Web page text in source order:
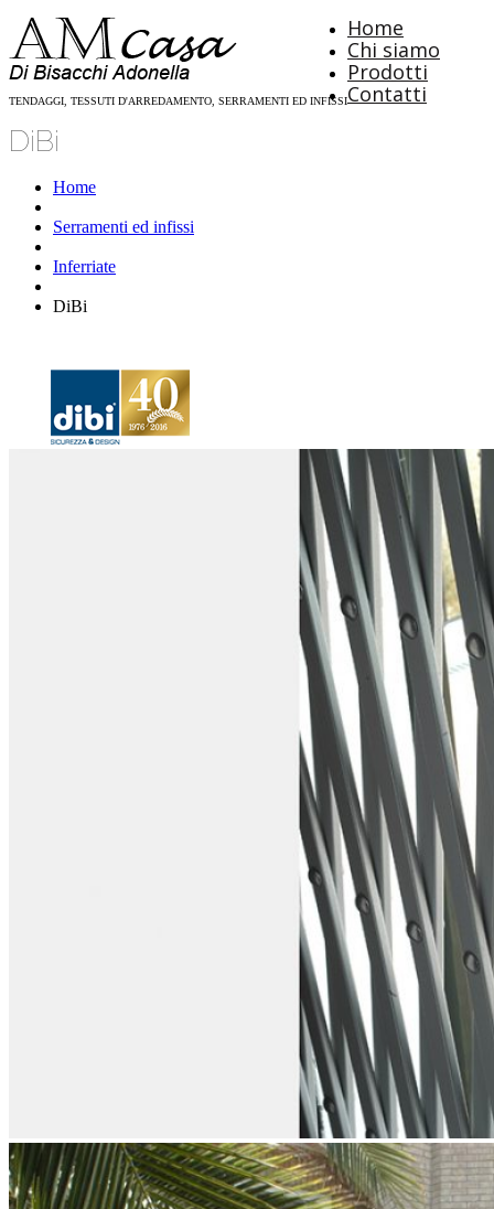
TENDAGGI, TESSUTI D'ARREDAMENTO, SERRAMENTI ED INFISSI
Home
Chi siamo
Prodotti
Contatti
DiBi
Home
Serramenti ed infissi
Inferriate
DiBi